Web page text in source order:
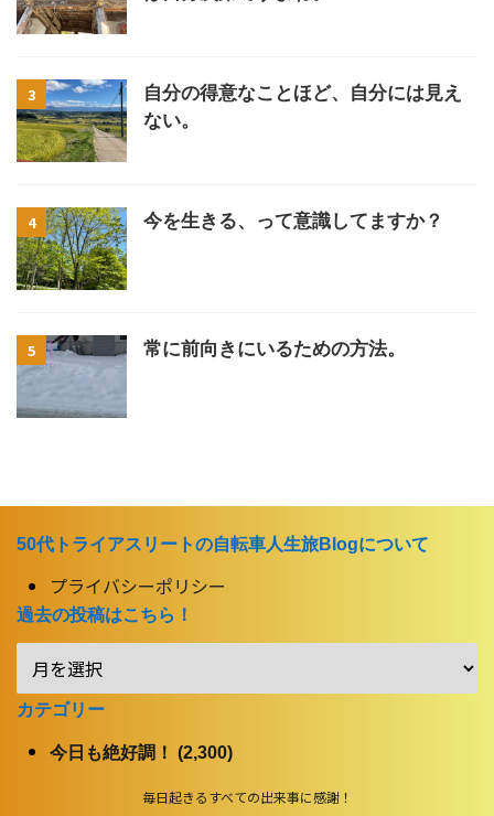
3
自分の得意なことほど、自分には見え
ない。
4 今を生きる、って意識してますか？
5 常に前向きにいるための方法。
50代トライアスリートの自転車人生旅Blogについて
プライバシーポリシー
過去の投稿はこちら！
カテゴリー
今日も絶好調！ (2,300)
毎日起きるすべての出来事に感謝！